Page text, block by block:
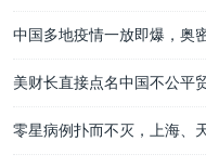
中国多地疫情一放即爆，奥
美财长直接点名中国不公平
零星病例扑而不灭，上海、